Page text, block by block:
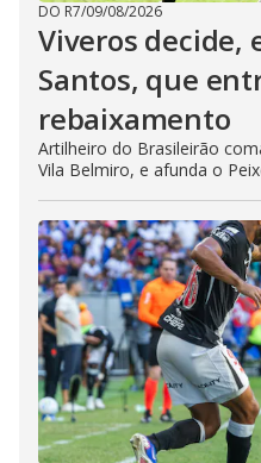
DO R7/09/08/2026
Viveros decide,
Santos, que
rebaixamento
Artilheiro do Brasileirão
Vila Belmiro, e afunda o